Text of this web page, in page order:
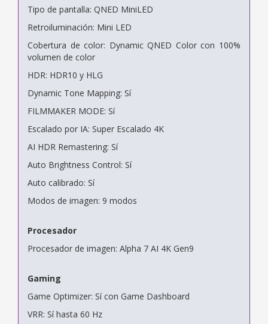
Tipo de pantalla: QNED MiniLED
Retroiluminación: Mini LED
Cobertura de color: Dynamic QNED Color con 100%
volumen de color
HDR: HDR10 y HLG
Dynamic Tone Mapping: Sí
FILMMAKER MODE: Sí
Escalado por IA: Super Escalado 4K
AI HDR Remastering: Sí
Auto Brightness Control: Sí
Auto calibrado: Sí
Modos de imagen: 9 modos
Procesador
Procesador de imagen: Alpha 7 AI 4K Gen9
Gaming
Game Optimizer: Sí con Game Dashboard
VRR: Sí hasta 60 Hz